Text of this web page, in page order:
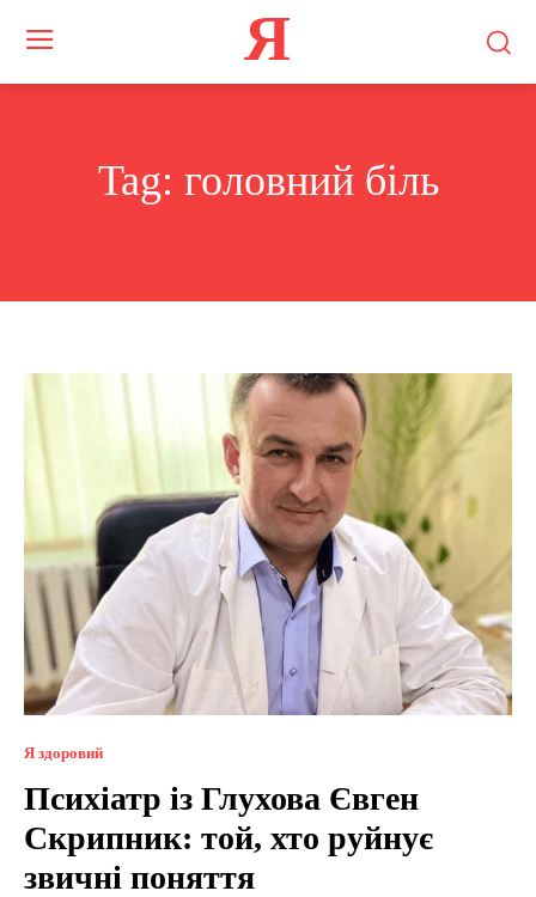
Я
Tag: головний біль
Я здоровий
Психіатр із Глухова Євген
Скрипник: той, хто руйнує
звичні поняття